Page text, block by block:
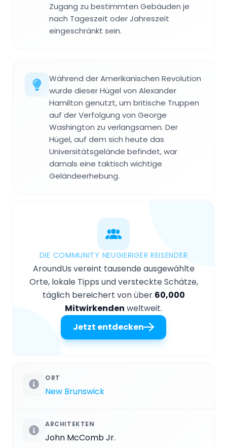
Zugang zu bestimmten Gebäuden je
nach Tageszeit oder Jahreszeit
eingeschränkt sein.
Während der Amerikanischen Revolution
wurde dieser Hügel von Alexander
Hamilton genutzt, um britische Truppen
auf der Verfolgung von George
Washington zu verlangsamen. Der
Hügel, auf dem sich heute das
Universitätsgelände befindet, war
damals eine taktisch wichtige
Geländeerhebung.
DIE COMMUNITY NEUGIERIGER REISENDER
AroundUs vereint tausende ausgewählte
Orte, lokale Tipps und versteckte Schätze,
täglich bereichert von über 60,000
Mitwirkenden weltweit.
Jetzt entdecken
ORT
New Brunswick
ARCHITEKTEN
John McComb Jr.